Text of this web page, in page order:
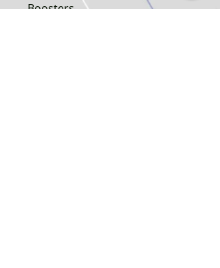
Boosters